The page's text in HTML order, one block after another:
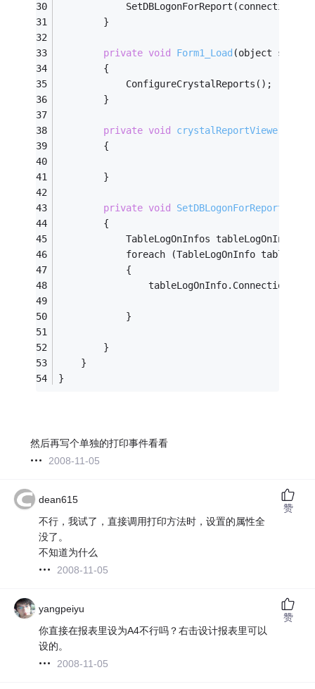
        }
private void Form1_Load (object
        {
            ConfigureCrystalReports();
        }
private void crystalReportViewer_Load
        {
        }
private void SetDBLogonForReport
        {
TableLogOnInfos tableLogOnInfos
foreach (TableLogOnInfo
            {
            }
        }
    }
}
然后再写个单独的打印事件看看
2008-11-05
dean615
不行，我试了，直接调用打印方法时，设置的属性全
没了。
不知道为什么
2008-11-05
赞
yangpeiyu
你直接在报表里设为A4不行吗？右击设计报表里可以
设的。
2008-11-05
赞